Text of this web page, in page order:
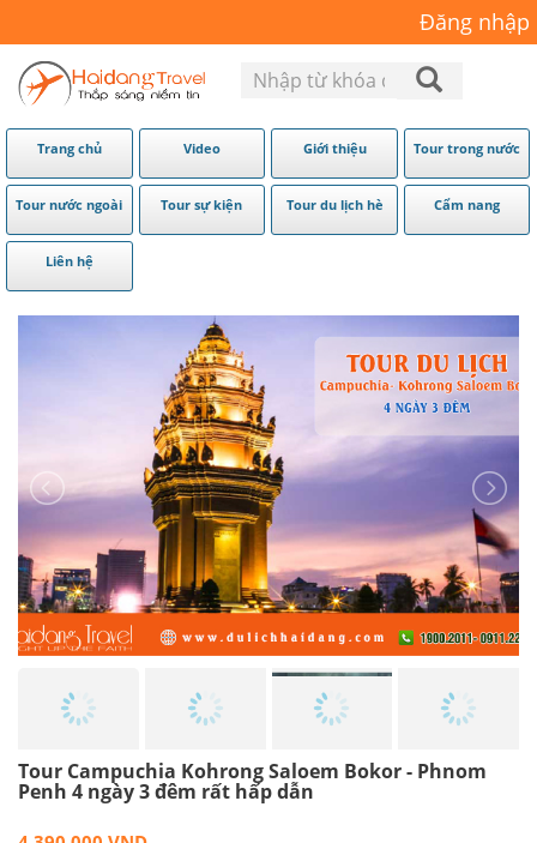
Đăng nhập
Trang chủ Video Giới thiệu Tour trong nước
Tour nước ngoài Tour sự kiện Tour du lịch hè Cẩm nang
Liên hệ
Tour Campuchia Kohrong Saloem Bokor - Phnom
Penh 4 ngày 3 đêm rất hấp dẫn